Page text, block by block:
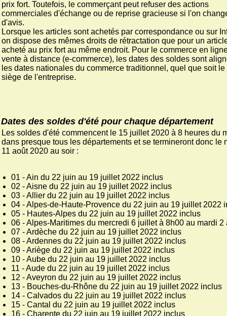
prix fort. Toutefois, le commerçant peut refuser des actions
commerciales d'échange ou de reprise gracieuse si l'on
d'avis.
Lorsque les articles sont achetés par correspondance ou sur
on dispose des mêmes droits de rétractation que pour un
acheté au prix fort au même endroit. Pour le commerce en
vente à distance (e-commerce), les dates des soldes sont
les dates nationales du commerce traditionnel, quel que soit
siège de l'entreprise.
Dates des soldes d'été pour chaque département
Les soldes d'été commencent le 15 juillet 2020 à 8 heures du
dans presque tous les départements et se termineront donc le
11 août 2020 au soir :
01 - Ain du 22 juin au 19 juillet 2022 inclus
02 - Aisne du 22 juin au 19 juillet 2022 inclus
03 - Allier du 22 juin au 19 juillet 2022 inclus
04 - Alpes-de-Haute-Provence du 22 juin au 19 juillet 2022
05 - Hautes-Alpes du 22 juin au 19 juillet 2022 inclus
06 - Alpes-Maritimes du mercredi 6 juillet à 8h00 au mardi 2
07 - Ardèche du 22 juin au 19 juillet 2022 inclus
08 - Ardennes du 22 juin au 19 juillet 2022 inclus
09 - Ariège du 22 juin au 19 juillet 2022 inclus
10 - Aube du 22 juin au 19 juillet 2022 inclus
11 - Aude du 22 juin au 19 juillet 2022 inclus
12 - Aveyron du 22 juin au 19 juillet 2022 inclus
13 - Bouches-du-Rhône du 22 juin au 19 juillet 2022 inclus
14 - Calvados du 22 juin au 19 juillet 2022 inclus
15 - Cantal du 22 juin au 19 juillet 2022 inclus
16 - Charente du 22 juin au 19 juillet 2022 inclus